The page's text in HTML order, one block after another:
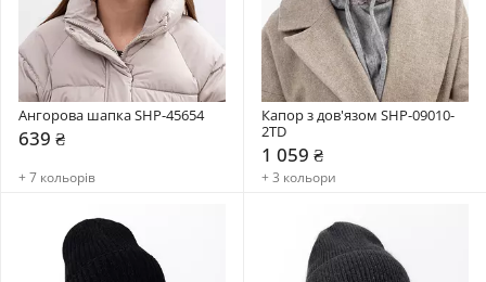
Ангорова шапка SHP-45654
639 ₴
+ 7 кольорів
Капор з дов'язом SHP-09010-
2TD
1 059 ₴
+ 3 кольори